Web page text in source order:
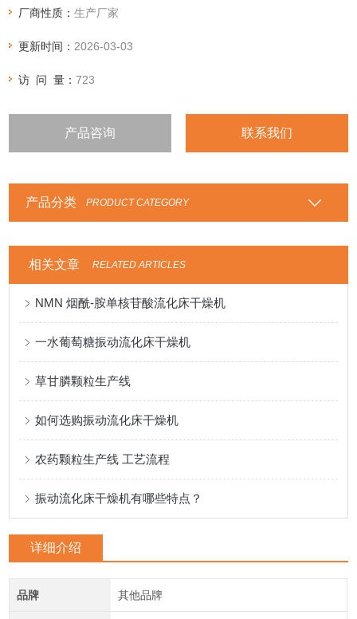
厂商性质：生产厂家
更新时间： 2026-03-03
访 问 量：723
产品咨询 联系我们
产品分类 PRODUCT CATEGORY
相关文章 RELATED ARTICLES
NMN 烟酰-胺单核苷酸流化床干燥机
一水葡萄糖振动流化床干燥机
草甘膦颗粒生产线
如何选购振动流化床干燥机
农药颗粒生产线 工艺流程
振动流化床干燥机有哪些特点？
详细介绍
品牌 其他品牌